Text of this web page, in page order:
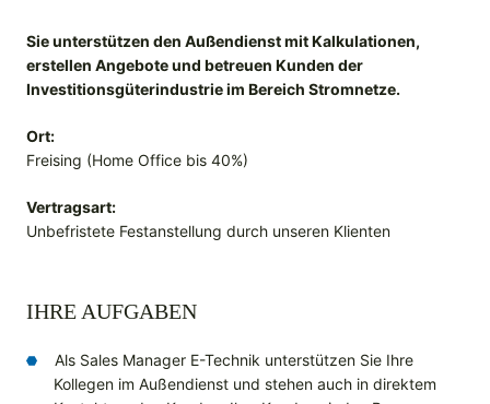
Sie unterstützen den Außendienst mit Kalkulationen,
erstellen Angebote und betreuen Kunden der
Investitionsgüterindustrie im Bereich Stromnetze.
Ort:
Freising (Home Office bis 40%)
Vertragsart:
Unbefristete Festanstellung durch unseren Klienten
IHRE AUFGABEN
Als Sales Manager E-Technik unterstützen Sie Ihre
Kollegen im Außendienst und stehen auch in direktem